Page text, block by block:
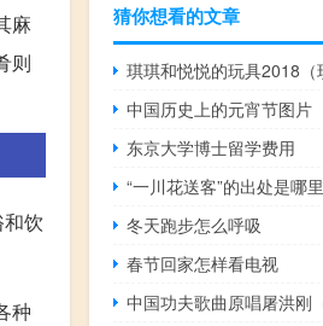
麻
则
饮
种
猜你想看的文章
中国历史上的元宵节图片
东京大学博士留学费用
“一川花送客”的出处是哪里
冬天跑步怎么呼吸
春节回家怎样看电视